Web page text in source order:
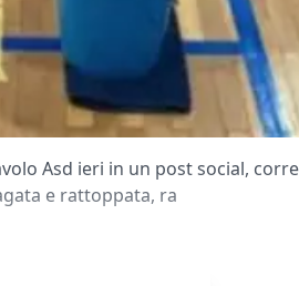
Asd ieri in un post social,
e rattoppata, ra